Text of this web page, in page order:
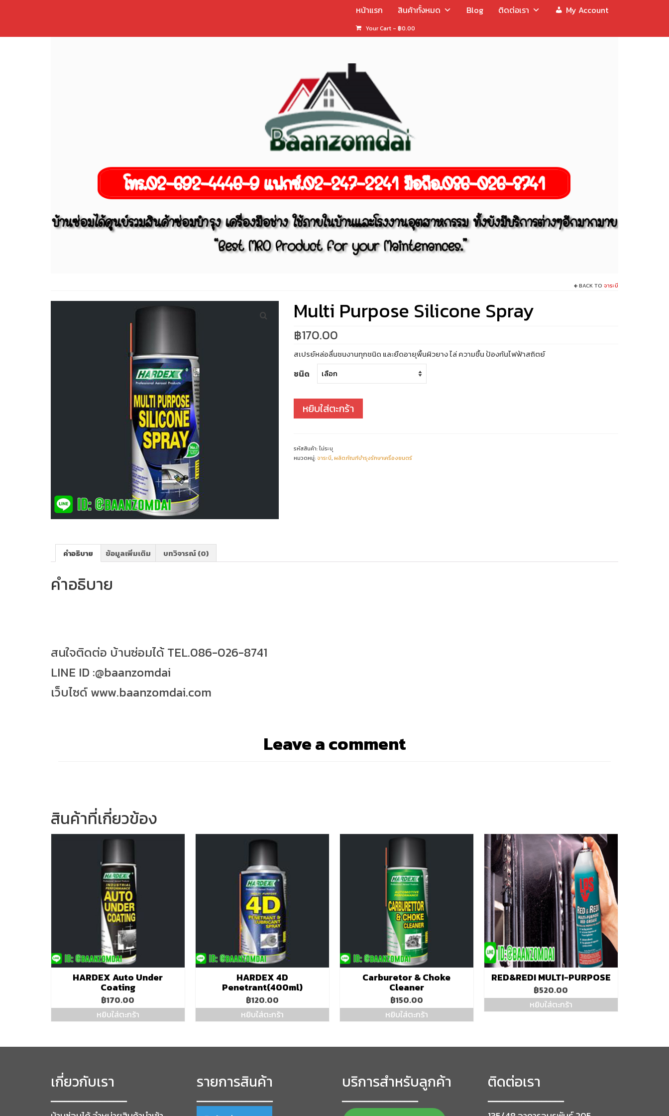
หน้าแรก สินค้าทั้งหมด Blog ติดต่อเรา My Account
Your Cart - ฿0.00
BACK TO จาระบี
Multi Purpose Silicone Spray
฿170.00
สเปรย์หล่อลื่นชนงานทุกชนิด และยืดอายุพื้นผิวยาง ไล่ ความชื้น ป้องกันไฟฟ้าสถิตย์
ชนิด
หยิบใส่ตะกร้า
รหัสสินค้า:ไม่ระบุ
หมวดหมู่:จาระบี,ผลิตภัณฑ์บำรุงรักษาเครื่องยนตร์
คำอธิบาย ข้อมูลเพิ่มเติม บทวิจารณ์ (0)
คำอธิบาย
สนใจติดต่อ บ้านซ่อมได้ TEL.086-026-8741
LINE ID :@baanzomdai
เว็บไซด์ www.baanzomdai.com
Leave a comment
สินค้าที่เกี่ยวข้อง
HARDEX Auto Under
Coating
฿170.00
หยิบใส่ตะกร้า
HARDEX 4D
Penetrant(400ml)
฿120.00
หยิบใส่ตะกร้า
Carburetor & Choke
Cleaner
฿150.00
หยิบใส่ตะกร้า
RED&REDI MULTI-PURPOSE
฿520.00
หยิบใส่ตะกร้า
เกี่ยวกับเรา
━━━━━━━━━━━━━━━━━
รายการสินค้า
━━━━━━━━━━━━━━━━━
บริการสำหรับลูกค้า
━━━━━━━━━━━━━━━━━
ติดต่อเรา
━━━━━━━━━━━━━━━━━